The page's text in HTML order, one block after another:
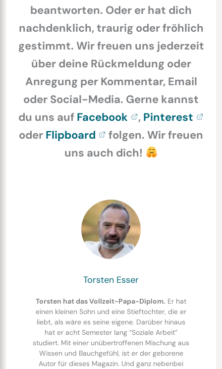
beantworten. Oder er hat dich
nachdenklich, traurig oder fröhlich
gestimmt. Wir freuen uns jederzeit
über deine Rückmeldung oder
Anregung per Kommentar, Email
oder Social-Media. Gerne kannst
du uns auf Facebook , Pinterest
oder Flipboard
folgen. Wir freuen
uns auch dich!
Torsten Esser
Torsten hat das Vollzeit-Papa-Diplom. Er hat
einen kleinen Sohn und eine Stieftochter, die er
liebt, als wäre es seine eigene. Darüber hinaus
hat er acht Semester lang “Soziale Arbeit”
studiert. Mit einer unübertroffenen Mischung aus
Wissen und Bauchgefühl, ist er der geborene
Autor für dieses Magazin. Und ganz nebenbei